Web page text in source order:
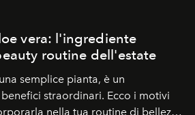
vera: l'ingrediente
routine dell'estate
semplice pianta, è un
straordinari. Ecco i motivi
nella tua routine di bellezza